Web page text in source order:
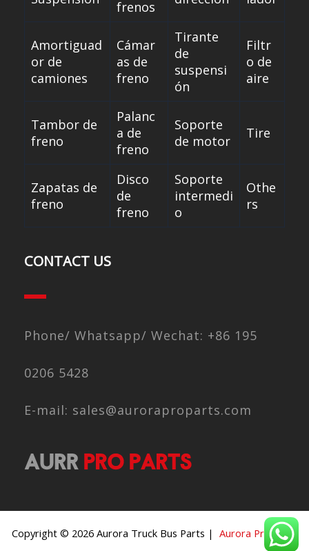
frenos
Amortiguad
or de
camiones
Cámar
as de
freno
Tirante
de
suspensi
ón
Filtr
o de
aire
Tambor de
freno
Palanc
a de
freno
Soporte
de motor
Tire
Zapatas de
freno
Disco
de
freno
Soporte
intermedi
o
Othe
rs
CONTACT US
Phone/ Whatsapp/ Wechat: +86 195
0206 5428
E-mail: sales@auroraproparts.com
Copyright © 2026 Aurora Truck Bus Parts | Aurora Pro Parts